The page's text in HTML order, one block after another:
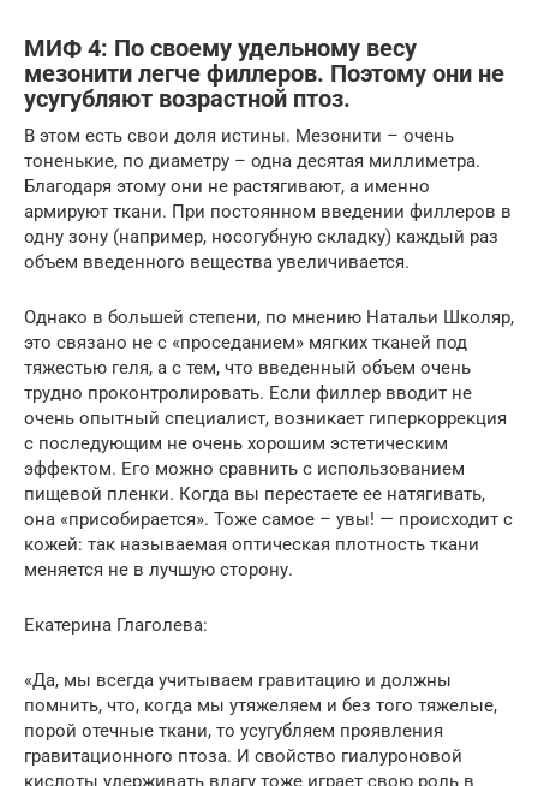
МИФ 4: По своему удельному весу
мезонити легче филлеров. Поэтому они не
усугубляют возрастной птоз.
В этом есть свои доля истины. Мезонити – очень
тоненькие, по диаметру – одна десятая миллиметра.
Благодаря этому они не растягивают, а именно
армируют ткани. При постоянном введении филлеров в
одну зону (например, носогубную складку) каждый раз
объем введенного вещества увеличивается.
Однако в большей степени, по мнению Натальи Школяр,
это связано не с «проседанием» мягких тканей под
тяжестью геля, а с тем, что введенный объем очень
трудно проконтролировать. Если филлер вводит не
очень опытный специалист, возникает гиперкоррекция
с последующим не очень хорошим эстетическим
эффектом. Его можно сравнить с использованием
пищевой пленки. Когда вы перестаете ее натягивать,
она «присобирается». Тоже самое – увы! — происходит с
кожей: так называемая оптическая плотность ткани
меняется не в лучшую сторону.
Екатерина Глаголева:
«Да, мы всегда учитываем гравитацию и должны
помнить, что, когда мы утяжеляем и без того тяжелые,
порой отечные ткани, то усугубляем проявления
гравитационного птоза. И свойство гиалуроновой
кислоты удерживать влагу тоже играет свою роль в